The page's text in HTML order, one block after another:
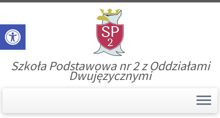
Open toolbar
Szkoła Podstawowa nr 2 z Oddziałami
Dwujęzycznymi